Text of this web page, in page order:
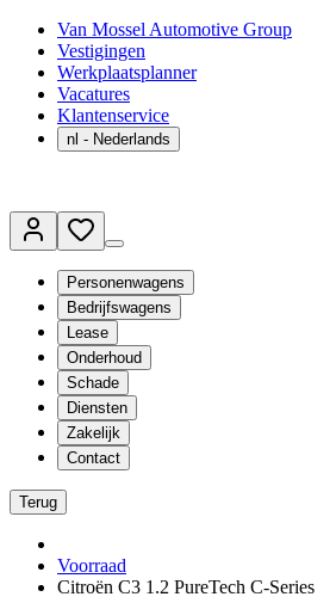
Van Mossel Automotive Group
Vestigingen
Werkplaatsplanner
Vacatures
Klantenservice
nl - Nederlands
Personenwagens
Bedrijfswagens
Lease
Onderhoud
Schade
Diensten
Zakelijk
Contact
Terug
Voorraad
Citroën C3 1.2 PureTech C-Series